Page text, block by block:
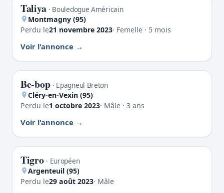
PERDU
Taliya · Bouledogue Américain
Montmagny (95)
Perdu le21 novembre 2023· Femelle · 5 mois
Voir l'annonce
PERDU
Be-bop · Epagneul Breton
Cléry-en-Vexin (95)
Perdu le1 octobre 2023· Mâle · 3 ans
Voir l'annonce
PERDU
Tigro · Européen
Argenteuil (95)
Perdu le29 août 2023· Mâle